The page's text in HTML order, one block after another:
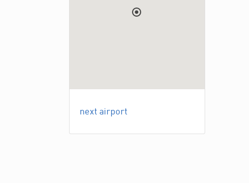
next airport